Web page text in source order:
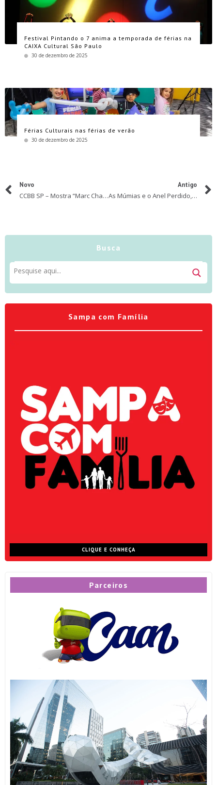
Festival Pintando o 7 anima a temporada de férias na
CAIXA Cultural São Paulo
30 de dezembro de 2025
Férias Culturais nas férias de verão
30 de dezembro de 2025
Novo
CCBB SP – Mostra “Marc Chagall: Sonho de Amor” inspira Programa Educativo em fevereiro
Antigo
As Múmias e o Anel Perdido, nova animação da Warner Bros. Pictures
Busca
Sampa com Família
CLIQUE E CONHEÇA
Parceiros